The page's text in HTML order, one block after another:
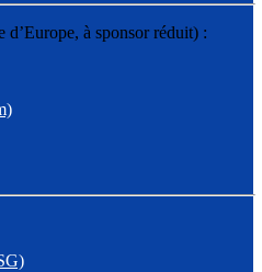
à sponsor réduit) :